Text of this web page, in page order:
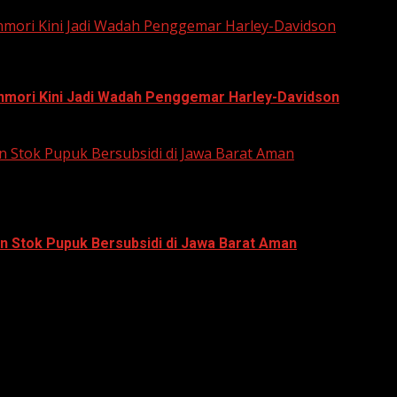
Kini Jadi Wadah Penggemar Harley-Davidson
Kini Jadi Wadah Penggemar Harley-Davidson
Pupuk Bersubsidi di Jawa Barat Aman
Stok Pupuk Bersubsidi di Jawa Barat Aman